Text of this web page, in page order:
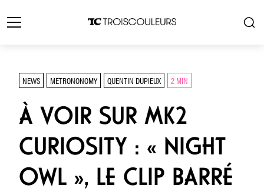
NEWS METRONONOMY QUENTIN DUPIEUX 2 MIN
À VOIR SUR MK2
CURIOSITY : « NIGHT
OWL », LE CLIP BARRÉ